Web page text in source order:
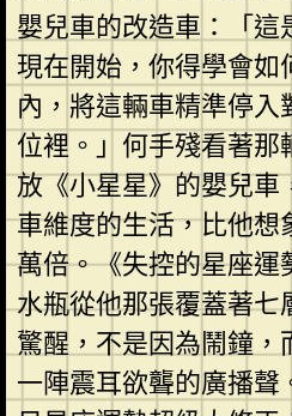
嬰兒車的改造車：「
現在開始，你得學會如
內，將這輛車精準停
位裡。」何手殘看著
放《小星星》的嬰兒車
車維度的生活，比他想
萬倍。《失控的星座運
水瓶從他那張覆蓋著七
驚醒，不是因為鬧鐘，
一陣震耳欲聾的廣播